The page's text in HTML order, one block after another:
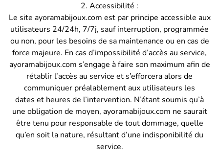
2. Accessibilité :
Le site ayoramabijoux.com est par principe accessible aux
utilisateurs 24/24h, 7/7j, sauf interruption, programmée
ou non, pour les besoins de sa maintenance ou en cas de
force majeure. En cas d’impossibilité d’accès au service,
ayoramabijoux.com s’engage à faire son maximum afin de
rétablir l’accès au service et s’efforcera alors de
communiquer préalablement aux utilisateurs les
dates et heures de l’intervention. N’étant soumis qu’à
une obligation de moyen, ayoramabijoux.com ne saurait
être tenu pour responsable de tout dommage, quelle
qu’en soit la nature, résultant d’une indisponibilité du
service.